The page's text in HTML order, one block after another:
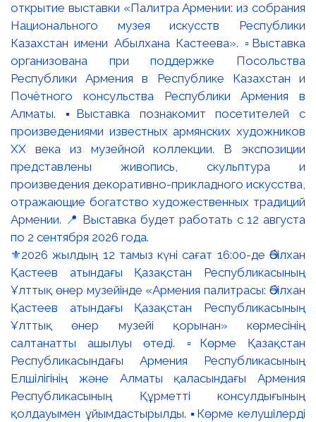
⚜️2026 жылдың 12 тамыз күні сағат 16:00-де Әбілхан
Қастеев атындағы Қазақстан Республикасының
Ұлттық өнер музейінде «Армения палитрасы: Әбілхан
Қастеев атындағы Қазақстан Республикасының
Ұлттық өнер музейі қорынан» көрмесінің
салтанатты ашылуы өтеді. ▫️Көрме Қазақстан
Республикасындағы Армения Республикасының
Елшілігінің және Алматы қаласындағы Армения
Республикасының Құрметті консулдығының
қолдауымен ұйымдастырылды. ▪️Көрме келушілерді